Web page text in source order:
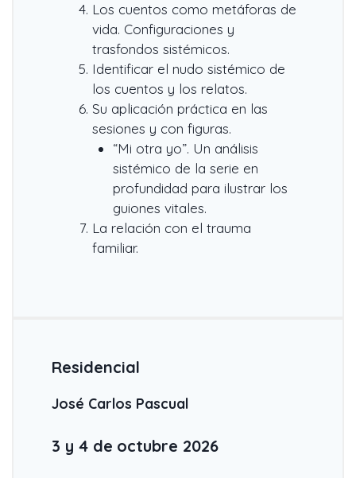
Los cuentos como metáforas de
vida. Configuraciones y
trasfondos sistémicos.
Identificar el nudo sistémico de
los cuentos y los relatos.
Su aplicación práctica en las
sesiones y con figuras.
“Mi otra yo”. Un análisis
sistémico de la serie en
profundidad para ilustrar los
guiones vitales.
La relación con el trauma
familiar.
Residencial
José Carlos Pascual
3 y 4 de octubre 2026